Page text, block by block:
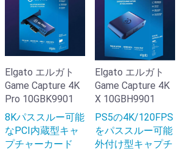
Elgato エルガト
Game Capture 4K
Pro 10GBK9901
8Kパススルー可能
なPCI内蔵型キャ
プチャーカード
Elgato エルガト
Game Capture 4K
X 10GBH9901
PS5の4K/120FPS
をパススルー可能
外付け型キャプチ